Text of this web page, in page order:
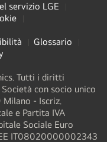
servizio LGE
Glossario
Tutti i diritti
con socio unico
Milano - Iscriz.
e Partita IVA
Sociale Euro
IT08020000002343​